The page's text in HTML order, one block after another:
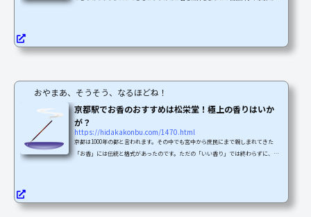
て初めて知ったものなんです！昔から変わらずに作られている癒やしとリラックス
ができる香りをご紹介しますね。リラックスの場面やすら...
おやまあ、そうそう、なるほどね！
京都駅でお香のおすすめは松栄堂！極上の香りはいか
が？
https://hidakakonbu.com/1470.html
京都は1000年の都と言われます。その中でも宮中から庶民にまで親しまれてきた
「お香」には伝統と格式があったのです。ただの「いい香り」では終わらずに、深
の情報なので、ご安心くださいね！熟練の職人技が作り出す洗練された香り松栄堂
さんのホームページをくまなく見ると、しっかりと歴...